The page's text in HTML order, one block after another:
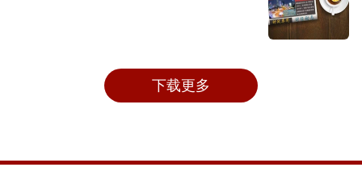
下载更多